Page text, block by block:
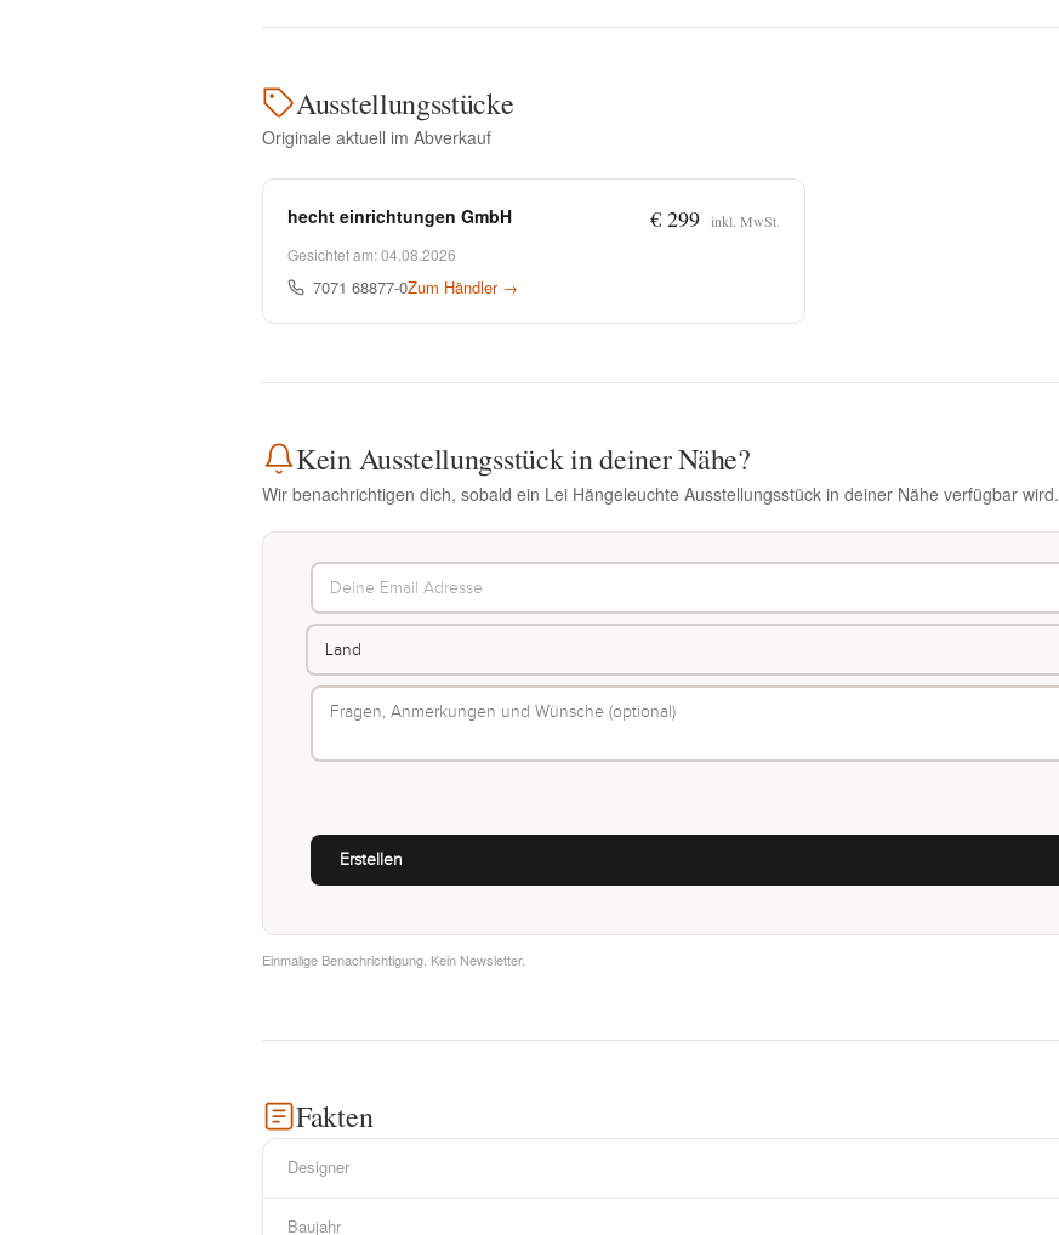
Ausstellungsstücke
Originale aktuell im Abverkauf
hecht einrichtungen GmbH € 299 inkl. MwSt.
Gesichtet am: 04.08.2026
7071 68877-0Zum Händler →
Kein Ausstellungsstück in deiner Nähe?
Wir benachrichtigen dich, sobald ein Lei Hängeleuchte Ausstellungsstück in deiner Nähe verfügbar wird.
Einmalige Benachrichtigung. Kein Newsletter.
Fakten
Designer
Baujahr